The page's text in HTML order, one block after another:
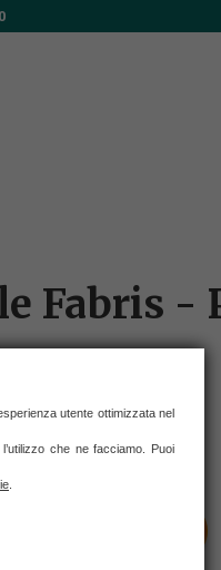
Fabris -
utente ottimizzata nel
che ne facciamo. Puoi